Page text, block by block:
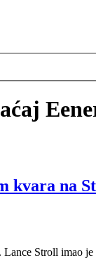
kvara na
Stroll imao